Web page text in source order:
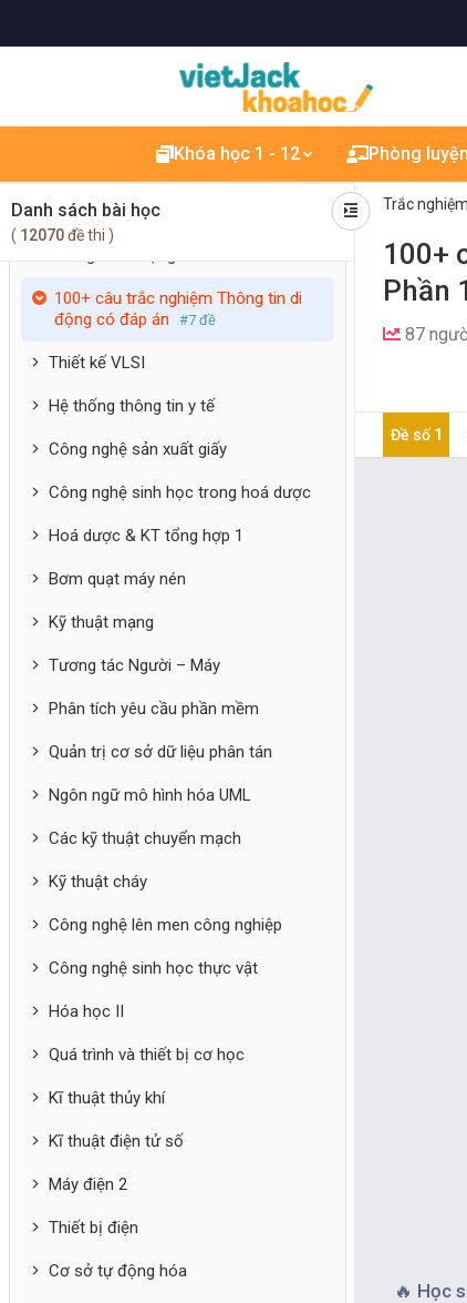
Khóa học 1 - 12 Phòng
Danh sách bài học
( 12070đề thi )
Máy nâng chuyển
Công nghệ khung vỏ ô tô
Cấu trúc máy tính
100+ câu trắc nghiệm Thông tin di
động có đáp án
#7 đề
Thiết kế VLSI
Hệ thống thông tin y tế
Công nghệ sản xuất giấy
Công nghệ sinh học trong hoá dược
Hoá dược & KT tổng hợp 1
Bơm quạt máy nén
Kỹ thuật mạng
Tương tác Người – Máy
Phân tích yêu cầu phần mềm
Quản trị cơ sở dữ liệu phân tán
Ngôn ngữ mô hình hóa UML
Các kỹ thuật chuyển mạch
Kỹ thuật cháy
Công nghệ lên men công nghiệp
Công nghệ sinh học thực vật
Hóa học II
Quá trình và thiết bị cơ học
Kĩ thuật thủy khí
Kĩ thuật điện tử số
Máy điện 2
Thiết bị điện
Cơ sở tự động hóa
Trắc
100+
Phần 1
87
Đề số 1
🔥 Học